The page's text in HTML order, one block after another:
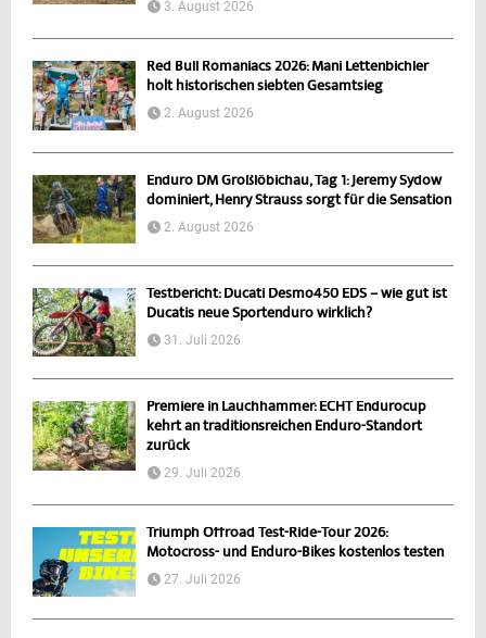
3. August 2026
Red Bull Romaniacs 2026: Mani Lettenbichler
holt historischen siebten Gesamtsieg
2. August 2026
Enduro DM Großlöbichau, Tag 1: Jeremy Sydow
dominiert, Henry Strauss sorgt für die Sensation
2. August 2026
Testbericht: Ducati Desmo450 EDS – wie gut ist
Ducatis neue Sportenduro wirklich?
31. Juli 2026
Premiere in Lauchhammer: ECHT Endurocup
kehrt an traditionsreichen Enduro-Standort
zurück
29. Juli 2026
Triumph Offroad Test-Ride-Tour 2026:
Motocross- und Enduro-Bikes kostenlos testen
27. Juli 2026